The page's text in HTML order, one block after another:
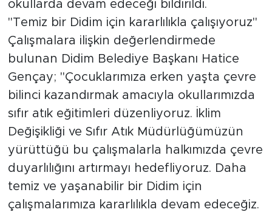
okullarda devam edeceği bildirildi.
"Temiz bir Didim için kararlılıkla çalışıyoruz"
Çalışmalara ilişkin değerlendirmede
bulunan Didim Belediye Başkanı Hatice
Gençay; "Çocuklarımıza erken yaşta çevre
bilinci kazandırmak amacıyla okullarımızda
sıfır atık eğitimleri düzenliyoruz. İklim
Değişikliği ve Sıfır Atık Müdürlüğümüzün
yürüttüğü bu çalışmalarla halkımızda çevre
duyarlılığını artırmayı hedefliyoruz. Daha
temiz ve yaşanabilir bir Didim için
çalışmalarımıza kararlılıkla devam edeceğiz.